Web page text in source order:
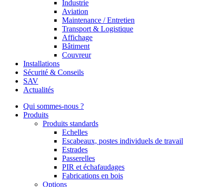
Industrie
Aviation
Maintenance / Entretien
Transport & Logistique
Affichage
Bâtiment
Couvreur
Installations
Sécurité & Conseils
SAV
Actualités
Qui sommes-nous ?
Produits
Produits standards
Echelles
Escabeaux, postes individuels de travail
Estrades
Passerelles
PIR et échafaudages
Fabrications en bois
Options